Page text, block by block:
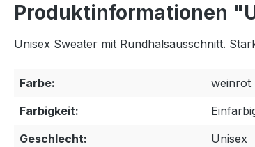
Produktinformationen
Unisex Sweater mit Rundhalsausschnitt.
Farbe:
weinrot
Farbigkeit:
Geschlecht:
Unisex